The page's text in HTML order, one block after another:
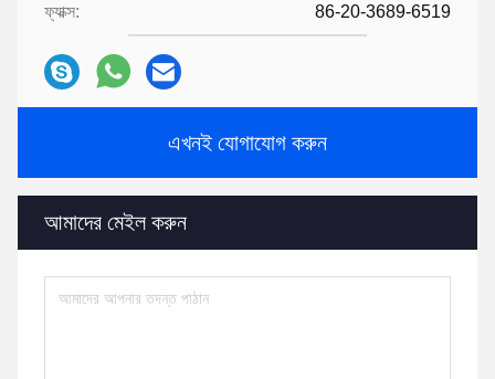
ফ্যাক্স: 86-20-3689-6519
এখনই যোগাযোগ করুন
আমাদের মেইল ​​করুন